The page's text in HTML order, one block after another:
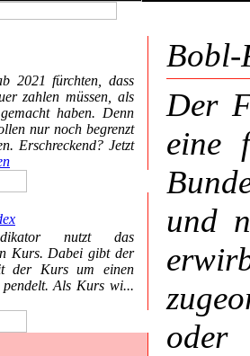
2021 fürchten, dass
zahlen müssen, als
haben. Denn
nur noch begrenzt
Erschreckend? Jetzt
nutzt das
Kurs. Dabei gibt der
der Kurs um einen
Als Kurs wi...
Bobl-
Der
eine
und
oder